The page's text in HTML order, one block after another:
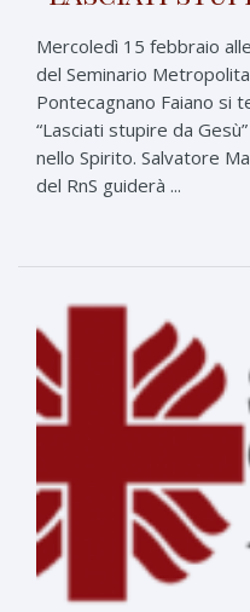
Mercoledì 15 febbraio
del Seminario
Pontecagnano Faiano si
“Lasciati stupire da
nello Spirito. Salvatore
del RnS guiderà ...